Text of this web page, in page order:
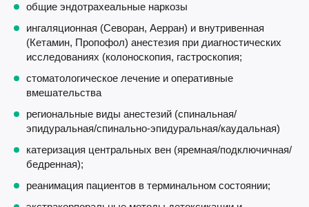
общие эндотрахеальные наркозы
ингаляционная (Севоран, Аерран) и внутривенная
(Кетамин, Пропофол) анестезия при диагностических
исследованиях (колоноскопия, гастроскопия;
стоматологическое лечение и оперативные
вмешательства
региональные виды анестезий (спинальная/
эпидуральная/спинально-эпидуральная/каудальная)
катеризация центральных вен (яремная/подключичная/
бедренная);
реанимация пациентов в терминальном состоянии;